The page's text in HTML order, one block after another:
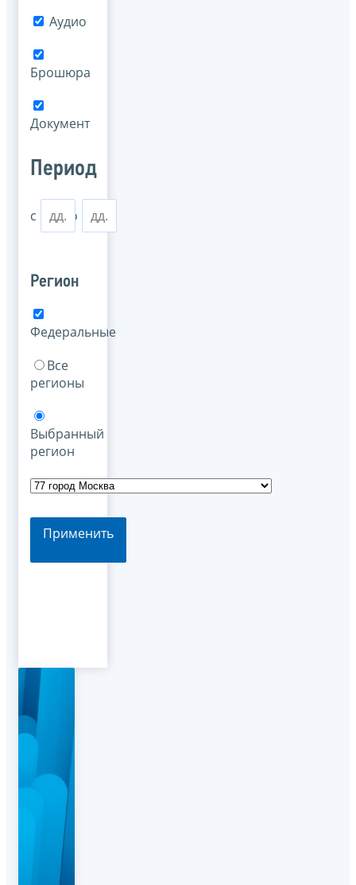
Аудио
Брошюра
Документ
Период
с по
Регион
Федеральные
Все
регионы
Выбранный
регион
Применить